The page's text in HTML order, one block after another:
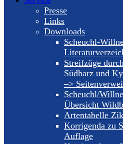
Presse
Links
Downloads
Scheuchl-
Streifzüge
Südharz und
–>
Scheuchl/
Übersicht
Artentabelle
Korrigenda zu
Auflage